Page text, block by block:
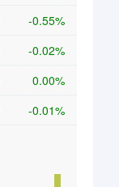
-0.55%
-0.02%
0.00%
-0.01%